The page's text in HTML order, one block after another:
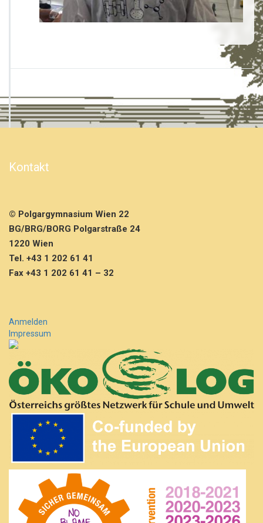
Kontakt
© Polgargymnasium Wien 22
BG/BRG/BORG Polgarstraße 24
1220 Wien
Tel. +43 1 202 61 41
Fax +43 1 202 61 41 – 32
Anmelden
Impressum